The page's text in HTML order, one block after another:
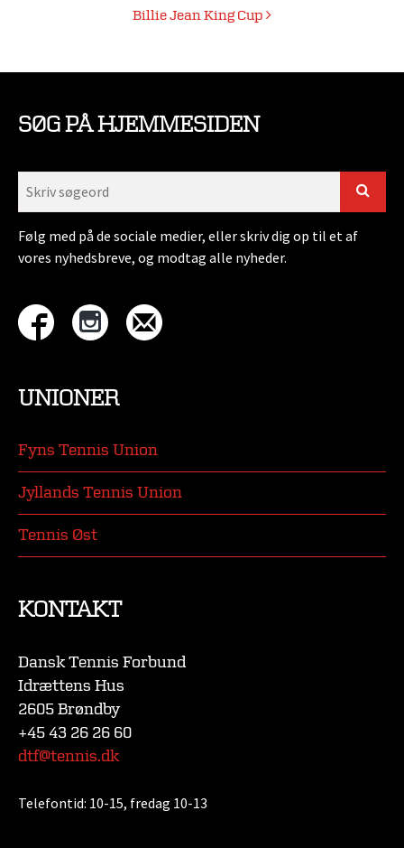
Billie Jean King Cup
SØG PÅ HJEMMESIDEN
Følg med på de sociale medier, eller skriv dig op til et af
vores nyhedsbreve, og modtag alle nyheder.
UNIONER
Fyns Tennis Union
Jyllands Tennis Union
Tennis Øst
KONTAKT
Dansk Tennis Forbund
Idrættens Hus
2605 Brøndby
+45 43 26 26 60
dtf@tennis.dk
Telefontid: 10-15, fredag 10-13